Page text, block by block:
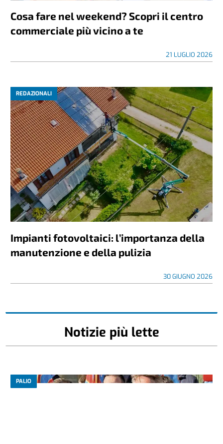
Cosa fare nel weekend? Scopri il centro
commerciale più vicino a te
21 LUGLIO 2026
REDAZIONALI
Impianti fotovoltaici: l’importanza della
manutenzione e della pulizia
30 GIUGNO 2026
Notizie più lette
PALIO